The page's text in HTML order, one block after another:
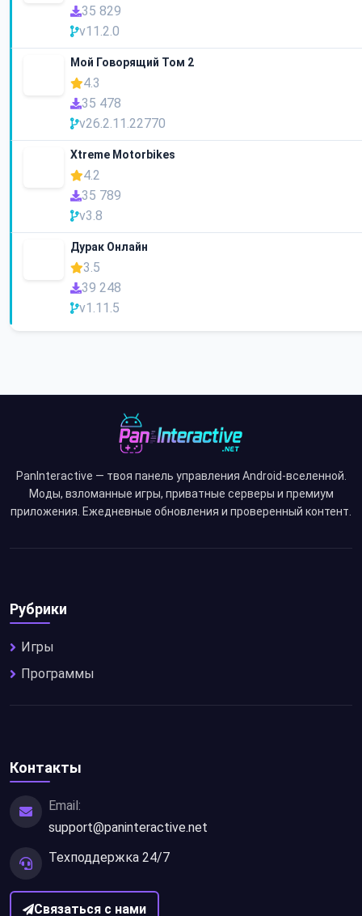
35 829
v11.2.0
Мой Говорящий Том 2
4.3
35 478
v26.2.11.22770
Xtreme Motorbikes
4.2
35 789
v3.8
Дурак Онлайн
3.5
39 248
v1.11.5
PanInteractive — твоя панель управления Android-вселенной.
Моды, взломанные игры, приватные серверы и премиум
приложения. Ежедневные обновления и проверенный контент.
Рубрики
Игры
Программы
Контакты
Email:
support@paninteractive.net
Техподдержка 24/7
Связаться с нами